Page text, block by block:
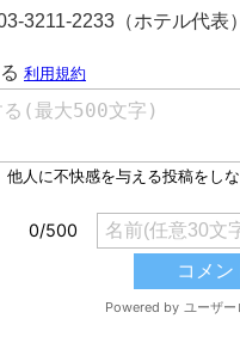
3211-2233（ホテル代表）